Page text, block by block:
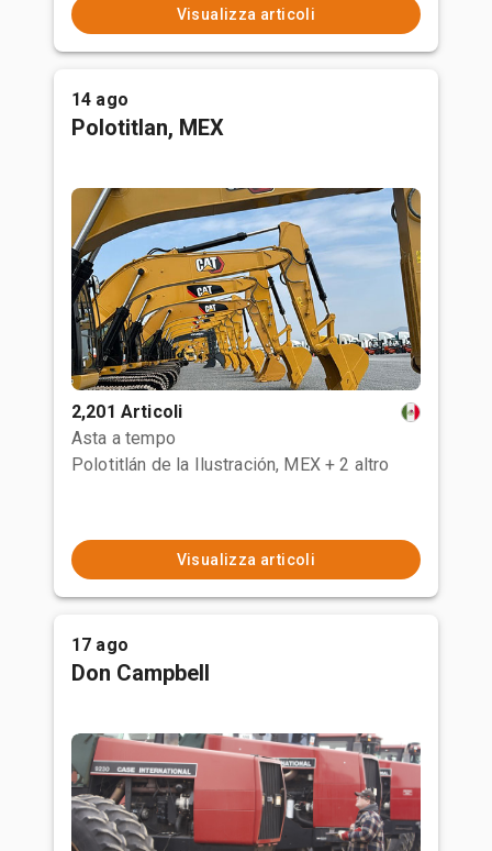
Visualizza articoli
14 ago
Polotitlan, MEX
2,201 Articoli
Asta a tempo
Polotitlán de la Ilustración, MEX + 2 altro
Visualizza articoli
17 ago
Don Campbell